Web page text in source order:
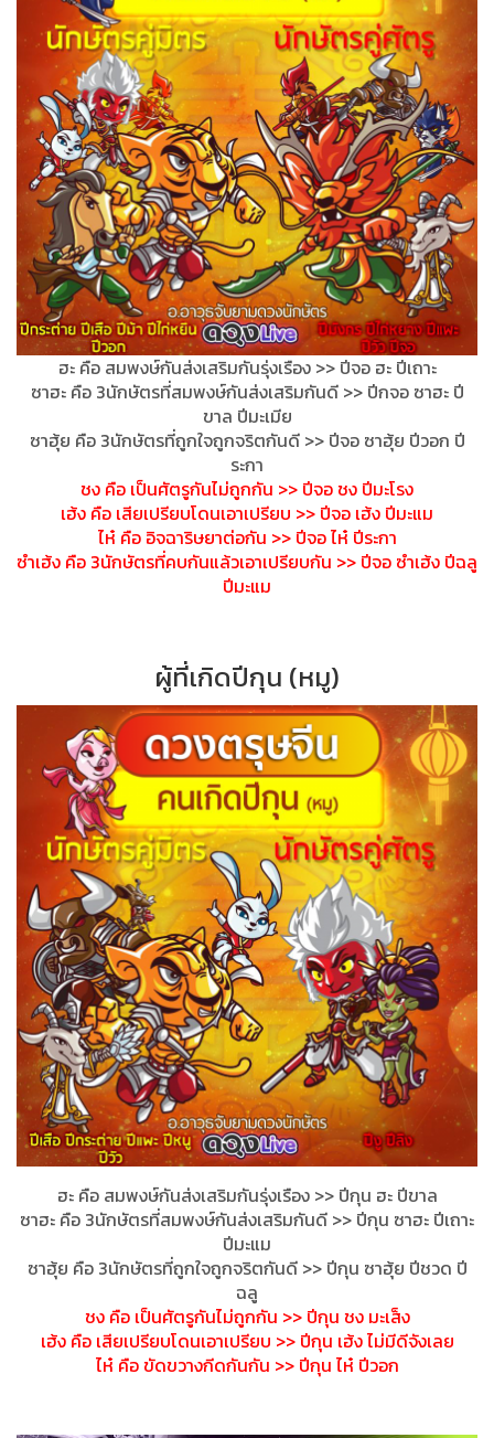
ฮะ คือ สมพงษ์กันส่งเสริมกันรุ่งเรือง >> ปีจอ ฮะ ปีเถาะ
ซาฮะ คือ 3นักษัตรที่สมพงษ์กันส่งเสริมกันดี >> ปีกจอ ซาฮะ ปี
ขาล ปีมะเมีย
ซาฮุ้ย คือ 3นักษัตรที่ถูกใจถูกจริตกันดี >> ปีจอ ซาฮุ้ย ปีวอก ปี
ระกา
ชง คือ เป็นศัตรูกันไม่ถูกกัน >> ปีจอ ชง ปีมะโรง
เฮ้ง คือ เสียเปรียบโดนเอาเปรียบ >> ปีจอ เฮ้ง ปีมะแม
ไห๋ คือ อิจฉาริษยาต่อกัน >> ปีจอ ไห๋ ปีระกา
ซำเฮ้ง คือ 3นักษัตรที่คบกันแล้วเอาเปรียบกัน >> ปีจอ ซำเฮ้ง ปีฉลู
ปีมะแม
ผู้ที่เกิดปีกุน (หมู)
ฮะ คือ สมพงษ์กันส่งเสริมกันรุ่งเรือง >> ปีกุน ฮะ ปีขาล
ซาฮะ คือ 3นักษัตรที่สมพงษ์กันส่งเสริมกันดี >> ปีกุน ซาฮะ ปีเถาะ
ปีมะแม
ซาฮุ้ย คือ 3นักษัตรที่ถูกใจถูกจริตกันดี >> ปีกุน ซาฮุ้ย ปีชวด ปี
ฉลู
ชง คือ เป็นศัตรูกันไม่ถูกกัน >> ปีกุน ชง มะเส็ง
เฮ้ง คือ เสียเปรียบโดนเอาเปรียบ >> ปีกุน เฮ้ง ไม่มีดีจังเลย
ไห๋ คือ ขัดขวางกีดกันกัน >> ปีกุน ไห๋ ปีวอก